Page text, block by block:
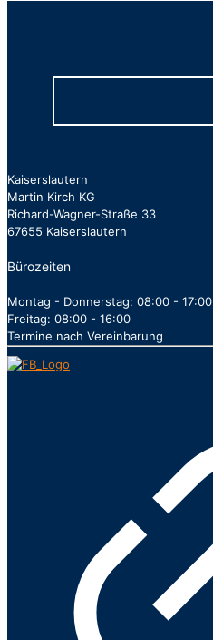
Kaiserslautern
Martin Kirch KG
Richard-Wagner-Straße 33
67655 Kaiserslautern
Bürozeiten
Montag - Donnerstag: 08:00 - 17:00
Freitag: 08:00 - 16:00
Termine nach Vereinbarung